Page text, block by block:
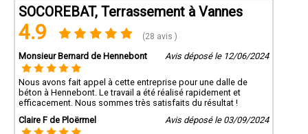
SOCOREBAT, Terrassement à Vannes
4.9 (28 avis )
Monsieur Bernard de Hennebont Avis déposé le 12/06/2024
Nous avons fait appel à cette entreprise pour une dalle de
béton à Hennebont. Le travail a été réalisé rapidement et
efficacement. Nous sommes très satisfaits du résultat !
Claire F de Ploërmel
Avis déposé le 03/09/2024